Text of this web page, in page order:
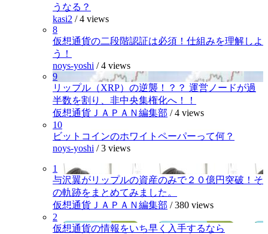
うなる？
kasi2 /4 views
8
仮想通貨の二段階認証は必須！仕組みを理解しよ
う！
noys-yoshi /4 views
9
リップル（XRP）の逆襲！？？ 運営ノードが過
半数を割り、非中央集権化へ！！
仮想通貨ＪＡＰＡＮ編集部 /4 views
10
ビットコインのホワイトペーパーって何？
noys-yoshi /3 views
1
与沢翼がリップルの資産のみで２０億円突破！そ
の軌跡をまとめてみました。
仮想通貨ＪＡＰＡＮ編集部 /380 views
2
仮想通貨の情報をいち早く入手するなら